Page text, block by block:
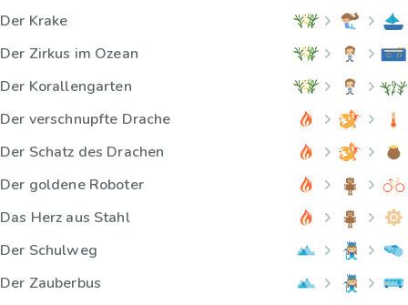
Der Krake
Der Zirkus im Ozean
Der Korallengarten
Der verschnupfte Drache
Der Schatz des Drachen
Der goldene Roboter
Das Herz aus Stahl
Der Schulweg
Der Zauberbus